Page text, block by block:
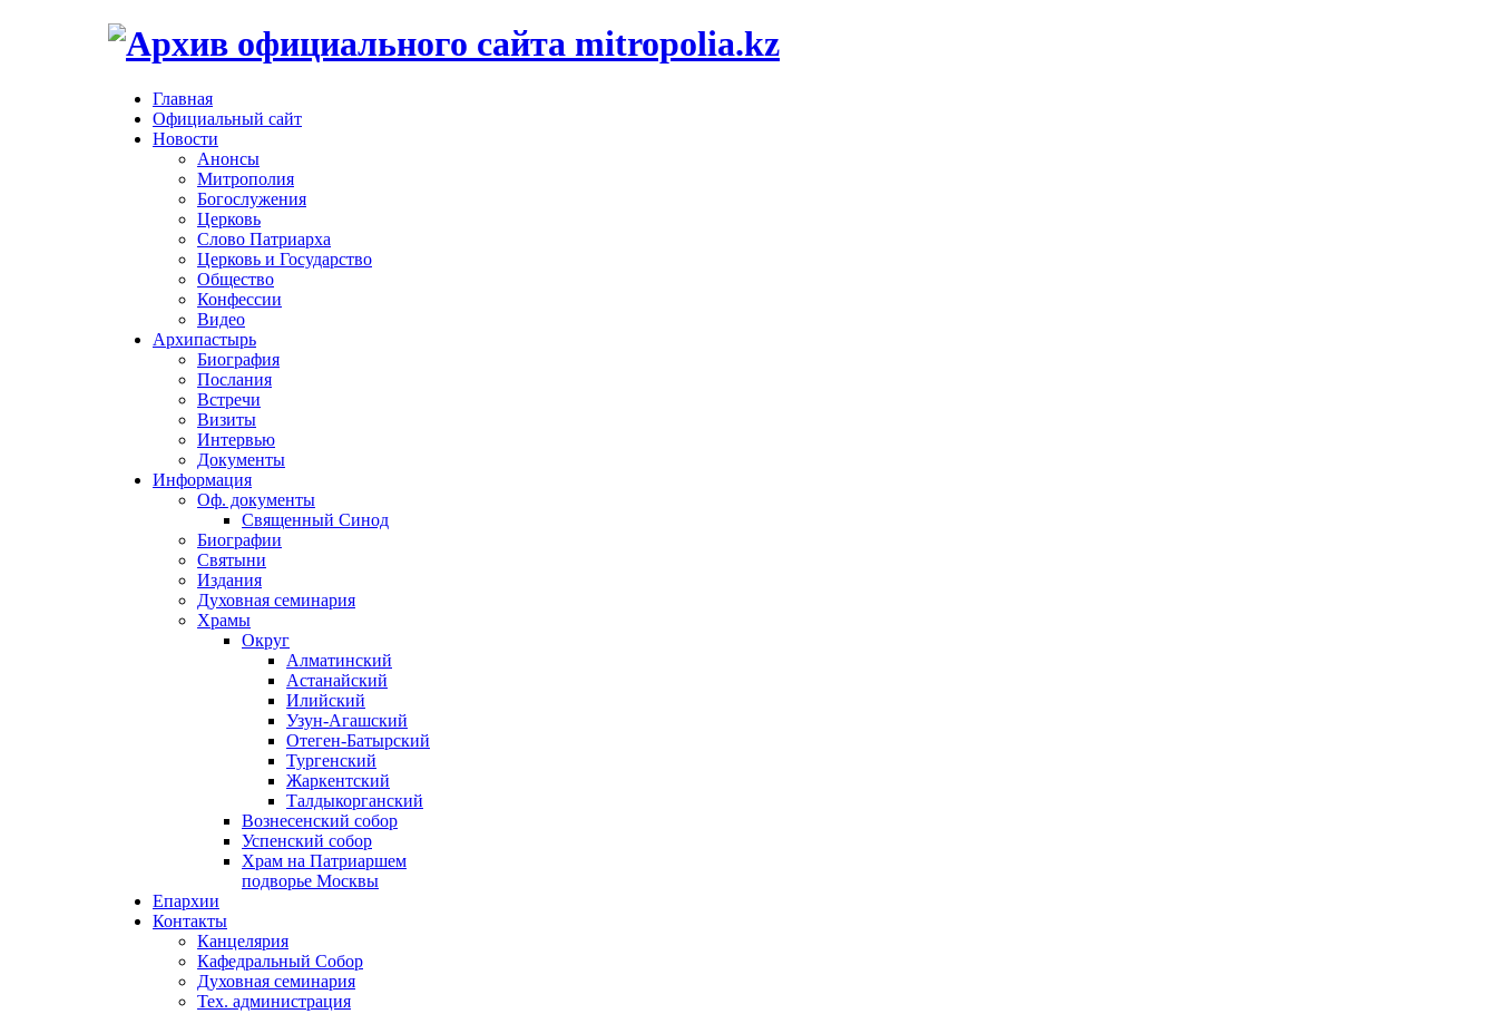
Главная
Официальный сайт
Новости
Анонсы
Митрополия
Богослужения
Церковь
Слово Патриарха
Церковь и Государство
Общество
Конфессии
Видео
Архипастырь
Биография
Послания
Встречи
Визиты
Интервью
Документы
Информация
Оф. документы
Священный Синод
Биографии
Святыни
Издания
Духовная семинария
Храмы
Округ
Алматинский
Астанайский
Илийский
Узун-Агашский
Отеген-Батырский
Тургенский
Жаркентский
Талдыкорганский
Вознесенский собор
Успенский собор
Храм на Патриаршем
подворье Москвы
Епархии
Контакты
Канцелярия
Кафедральный Собор
Духовная семинария
Тех. администрация